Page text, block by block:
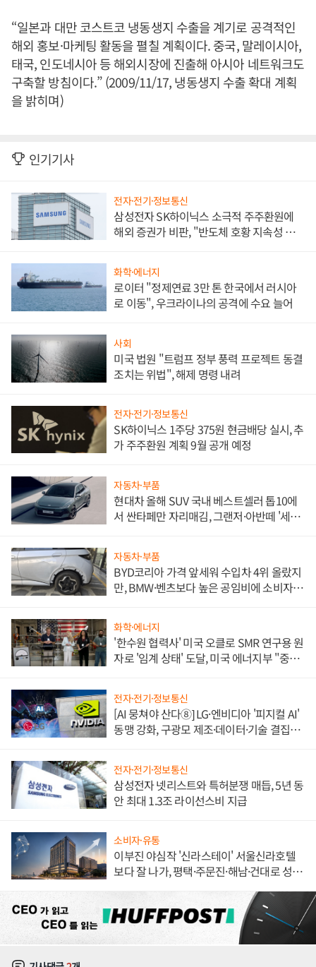
“일본과 대만 코스트코 냉동생지 수출을 계기로 공격적인
해외 홍보·마케팅 활동을 펼칠 계획이다. 중국, 말레이시아,
태국, 인도네시아 등 해외시장에 진출해 아시아 네트워크도
구축할 방침이다.” (2009/11/17, 냉동생지 수출 확대 계획
을 밝히며)
인기기사
전자·전기·정보통신
삼성전자 SK하이닉스 소극적 주주환원에
해외 증권가 비판, "반도체 호황 지속성 의
화학·에너지
로이터 "정제연료 3만 톤 한국에서 러시아
로 이동", 우크라이나의 공격에 수요 늘어
사회
미국 법원 "트럼프 정부 풍력 프로젝트 동결
조치는 위법", 해제 명령 내려
전자·전기·정보통신
SK하이닉스 1주당 375원 현금배당 실시, 추
가 주주환원 계획 9월 공개 예정
자동차·부품
현대차 올해 SUV 국내 베스트셀러 톱10에
서 싼타페만 자리매김, 그랜저·아반떼 '세단
자동차·부품
BYD코리아 가격 앞세워 수입차 4위 올랐지
만, BMW·벤츠보다 높은 공임비에 소비자
화학·에너지
'한수원 협력사' 미국 오클로 SMR 연구용 원
자로 '임계 상태' 도달, 미국 에너지부 "중요
전자·전기·정보통신
[AI 뭉쳐야 산다⑧] LG·엔비디아 '피지컬 AI'
동맹 강화, 구광모 제조·데이터·기술 결집
전자·전기·정보통신
삼성전자 넷리스트와 특허분쟁 매듭, 5년 동
안 최대 1.3조 라이선스비 지급
소비자·유통
이부진 야심작 '신라스테이' 서울신라호텔
보다 잘 나가, 평택·주문진·해남·건대로 성